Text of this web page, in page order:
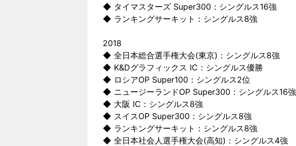
◆ タイマスターズ Super300：シングルス16強
◆ ランキングサーキット：シングルス8強
2018
◆ 全日本総合選手権大会(東京)：シングルス8強
◆ K&Dグラフィックス IC：シングルス優勝
◆ ロシアOP Super100：シングルス2位
◆ ニュージーランドOP Super300：シングルス16強
◆ 大阪 IC：シングルス8強
◆ スイスOP Super300：シングルス8強
◆ ランキングサーキット：シングルス8強
◆ 全日本社会人選手権大会(高知)：シングルス4強